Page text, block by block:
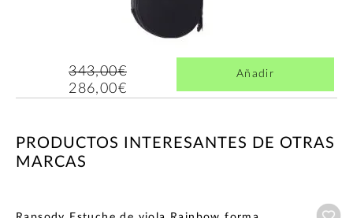
343,00€
286,00€
Añadir
PRODUCTOS INTERESANTES DE OTRAS
MARCAS